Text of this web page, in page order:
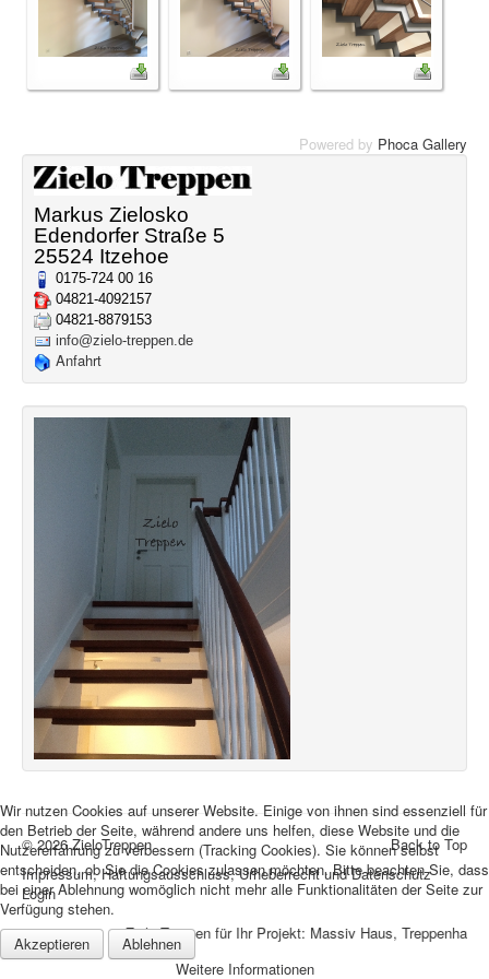
Powered by Phoca Gallery
Markus Zielosko
Edendorfer Straße 5
25524 Itzehoe
0175-724 00 16
04821-4092157
04821-8879153
info@zielo-treppen.de
Anfahrt
Back to Top
© 2026 ZieloTreppen
Impressum, Haftungsausschluss, Urheberrecht und Datenschutz
Login
Zielo Treppen für Ihr Projekt: Massiv Haus, Treppenhaus,
Wir nutzen Cookies auf unserer Website. Einige von ihnen sind essenziell für
den Betrieb der Seite, während andere uns helfen, diese Website und die
Nutzererfahrung zu verbessern (Tracking Cookies). Sie können selbst
entscheiden, ob Sie die Cookies zulassen möchten. Bitte beachten Sie, dass
bei einer Ablehnung womöglich nicht mehr alle Funktionalitäten der Seite zur
Verfügung stehen.
Akzeptieren
Ablehnen
Weitere Informationen